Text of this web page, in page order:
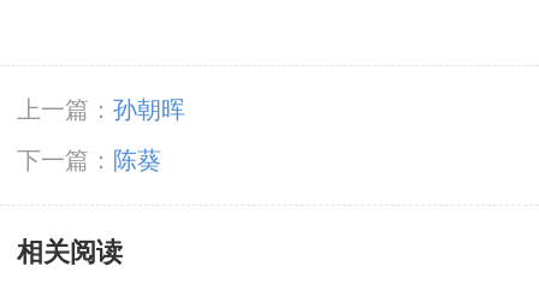
上一篇： 孙朝晖
下一篇： 陈葵
相关阅读